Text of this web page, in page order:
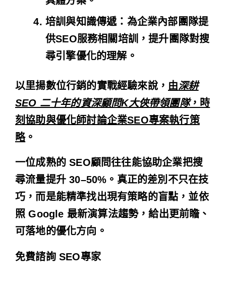
培訓與知識傳遞 ：為企業內部團隊提
供SEO服務相關培訓，提升團隊對搜
尋引擎優化的理解。
以里揚數位行銷的實戰經驗來說， 由深耕
SEO 二十年的資深顧問K大俠帶領團隊，時
刻協助與優化師討論企業SEO專案執行策
略。
一位成熟的 SEO顧問往往能協助企業把搜
尋流量提升30–50% 。真正的差別不只在技
巧，而是能精準找出現有策略的盲點，並依
照 Google 最新演算法趨勢，給出更前瞻、
可落地的優化方向。
免費諮詢 SEO專家